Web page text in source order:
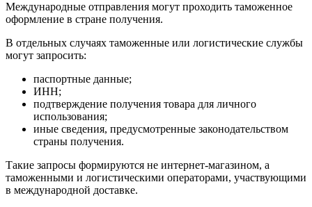
Международные отправления могут проходить таможенное
оформление в стране получения.
В отдельных случаях таможенные или логистические службы
могут запросить:
паспортные данные;
ИНН;
подтверждение получения товара для личного
использования;
иные сведения, предусмотренные законодательством
страны получения.
Такие запросы формируются не интернет-магазином, а
таможенными и логистическими операторами, участвующими
в международной доставке.